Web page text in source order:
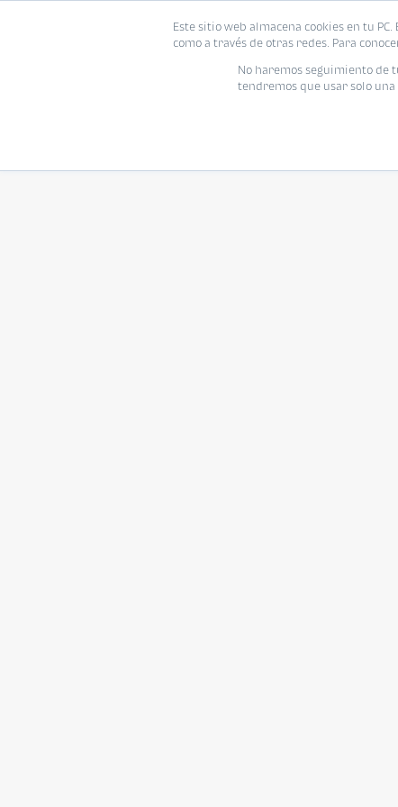
Este sitio web almacena cookies en tu
como a través de otras redes. Para
No haremos seguimiento de
tendremos que usar solo